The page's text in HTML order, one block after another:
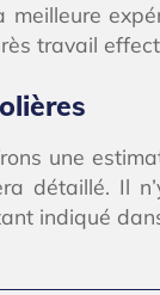
travail
une
détaillé. Il
indiqué